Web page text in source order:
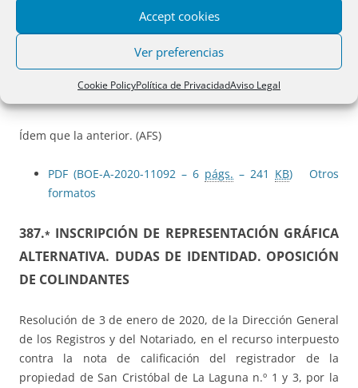
Accept cookies
Ver preferencias
Cookie PolicyPolítica de PrivacidadAviso Legal
Resolución de 3 de enero de 2020, de la Dirección General
de los Registros y del Notariado, en el recurso interpuesto
contra la calificación del registrador de la propiedad de
Málaga n.º 1, por la que se suspende la inscripción de una
Ídem que la anterior. (AFS)
PDF (BOE-A-2020-11092 – 6 págs. – 241 KB)
Otros
formatos
387.* INSCRIPCIÓN DE REPRESENTACIÓN GRÁFICA
ALTERNATIVA. DUDAS DE IDENTIDAD. OPOSICIÓN
DE COLINDANTES
Resolución de 3 de enero de 2020, de la Dirección General
de los Registros y del Notariado, en el recurso interpuesto
contra la nota de calificación del registrador de la
propiedad de San Cristóbal de La Laguna n.º 1 y 3, por la